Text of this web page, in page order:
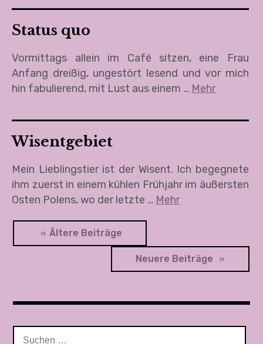
Status quo
Vormittags allein im Café sitzen, eine Frau
Anfang dreißig, ungestört lesend und vor mich
hin fabulierend, mit Lust aus einem … Mehr
Wisentgebiet
Mein Lieblingstier ist der Wisent. Ich begegnete
ihm zuerst in einem kühlen Frühjahr im äußersten
Osten Polens, wo der letzte … Mehr
t
r
Ältere Beiträge
Neuere Beiträge